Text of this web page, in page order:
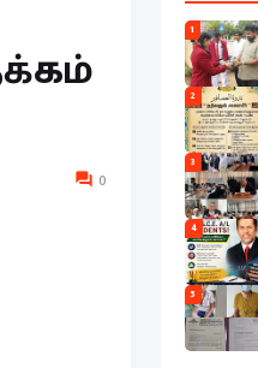
0
1
2
3
4
5